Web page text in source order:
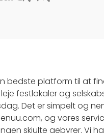
bedste platform til at
festlokaler og
Det er simpelt og
og vores
skjulte gebyrer. Vi